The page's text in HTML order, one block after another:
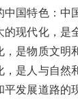
中国特色：中
的现代化，是
，是物质文明
，是人与自然
平发展道路的